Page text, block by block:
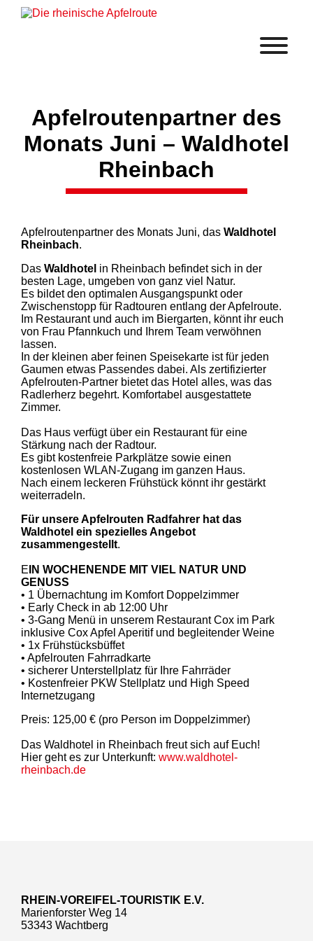
Apfelroutenpartner des
Monats Juni – Waldhotel
Rheinbach
Apfelroutenpartner des Monats Juni, das Waldhotel
Rheinbach.
Das Waldhotel in Rheinbach befindet sich in der
besten Lage, umgeben von ganz viel Natur.
Es bildet den optimalen Ausgangspunkt oder
Zwischenstopp für Radtouren entlang der Apfelroute.
Im Restaurant und auch im Biergarten, könnt ihr euch
von Frau Pfannkuch und Ihrem Team verwöhnen
lassen.
In der kleinen aber feinen Speisekarte ist für jeden
Gaumen etwas Passendes dabei. Als zertifizierter
Apfelrouten-Partner bietet das Hotel alles, was das
Radlerherz begehrt. Komfortabel ausgestattete
Zimmer.
Das Haus verfügt über ein Restaurant für eine
Stärkung nach der Radtour.
Es gibt kostenfreie Parkplätze sowie einen
kostenlosen WLAN-Zugang im ganzen Haus.
Nach einem leckeren Frühstück könnt ihr gestärkt
weiterradeln.
Für unsere Apfelrouten Radfahrer hat das
Waldhotel ein spezielles Angebot
zusammengestellt.
E IN WOCHENENDE MIT VIEL NATUR UND
GENUSS
• 1 Übernachtung im Komfort Doppelzimmer
• Early Check in ab 12:00 Uhr
• 3-Gang Menü in unserem Restaurant Cox im Park
inklusive Cox Apfel Aperitif und begleitender Weine
• 1x Frühstücksbüffet
• Apfelrouten Fahrradkarte
• sicherer Unterstellplatz für Ihre Fahrräder
• Kostenfreier PKW Stellplatz und High Speed
Internetzugang
Preis: 125,00 € (pro Person im Doppelzimmer)
Das Waldhotel in Rheinbach freut sich auf Euch!
Hier geht es zur Unterkunft: www.waldhotel-
rheinbach.de
RHEIN-VOREIFEL-TOURISTIK E.V.
Marienforster Weg 14
53343 Wachtberg